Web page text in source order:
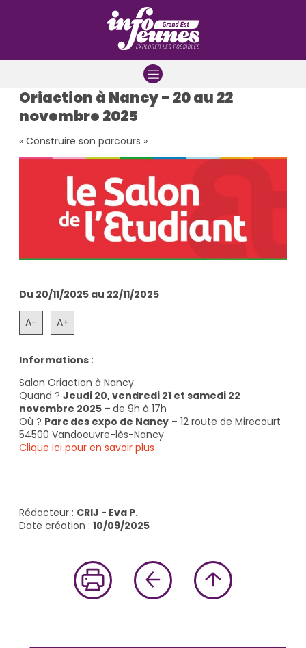
Oriaction à Nancy - 20 au 22
novembre 2025
« Construire son parcours »
Du 20/11/2025 au 22/11/2025
A- A+
Informations :
Salon Oriaction à Nancy.
Quand ? Jeudi 20, vendredi 21 et samedi 22
novembre 2025 – de 9h à 17h
Où ? Parc des expo de Nancy – 12 route de Mirecourt
54500 Vandoeuvre-lès-Nancy
Clique ici pour en savoir plus
Rédacteur : CRIJ - Eva P.
Date création : 10/09/2025